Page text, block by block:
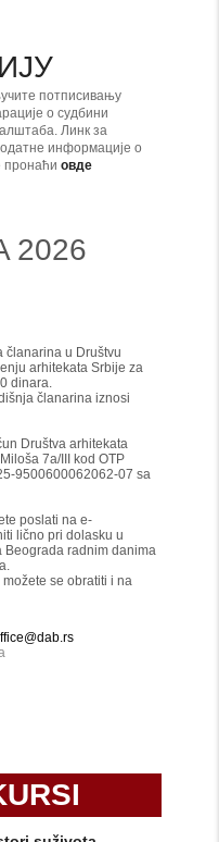
потписивању
о судбини
Линк за
информације о
пронаћи овде
2026
članarina u Društvu
arhitekata Srbije za
dinara.
članarina iznosi
Društva arhitekata
7a/III kod OTP
9500600062062-07 sa
poslati na e-
lično pri dolasku u
Beograda radnim danima
se obratiti i na